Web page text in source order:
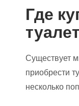
Где
Существует
приобрести
несколько